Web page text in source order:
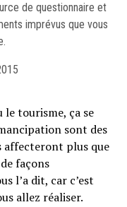
de questionnaire et
imprévus que vous
le tourisme, ça se
sont des
affecteront plus que
façons
l’a dit, car c’est
allez réaliser.